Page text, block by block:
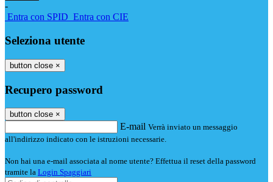
-
Entra con SPID Entra con CIE
Seleziona utente
button close ×
Recupero password
button close ×
E-mail Verrà inviato un messaggio
all'indirizzo indicato con le istruzioni necessarie.
Non hai una e-mail associata al nome utente? Effettua il reset della password
tramite la Login Spaggiari